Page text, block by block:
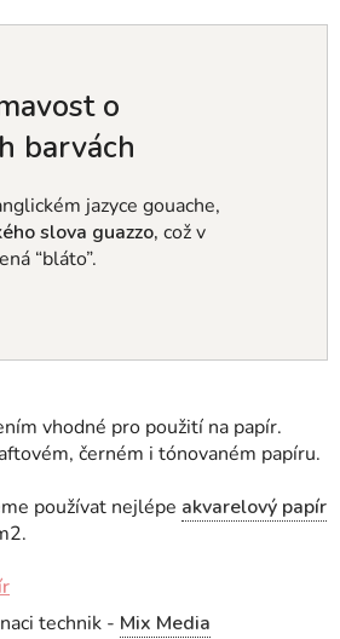
o
barvách
jazyce gouache,
slova guazzo, což v
“bláto”.
vhodné pro použití na papír.
černém i tónovaném papíru.
používat nejlépe akvarelový papír
technik - Mix Media